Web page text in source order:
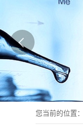
您当前的位置：